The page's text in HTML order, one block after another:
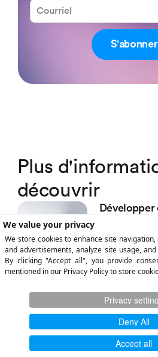
S'abonner
Plus
découvrir
Développer
les artistes
Music
Grâce à
Music Group
de ses
aux artistes
paiement
Comment